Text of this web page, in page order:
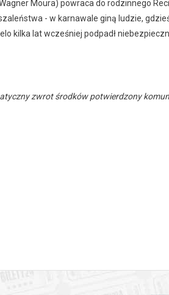
Moura) powraca do rodzinnego
- w karnawale giną ludzie,
kilka lat wcześniej podpadł
zwrot środków potwierdzony